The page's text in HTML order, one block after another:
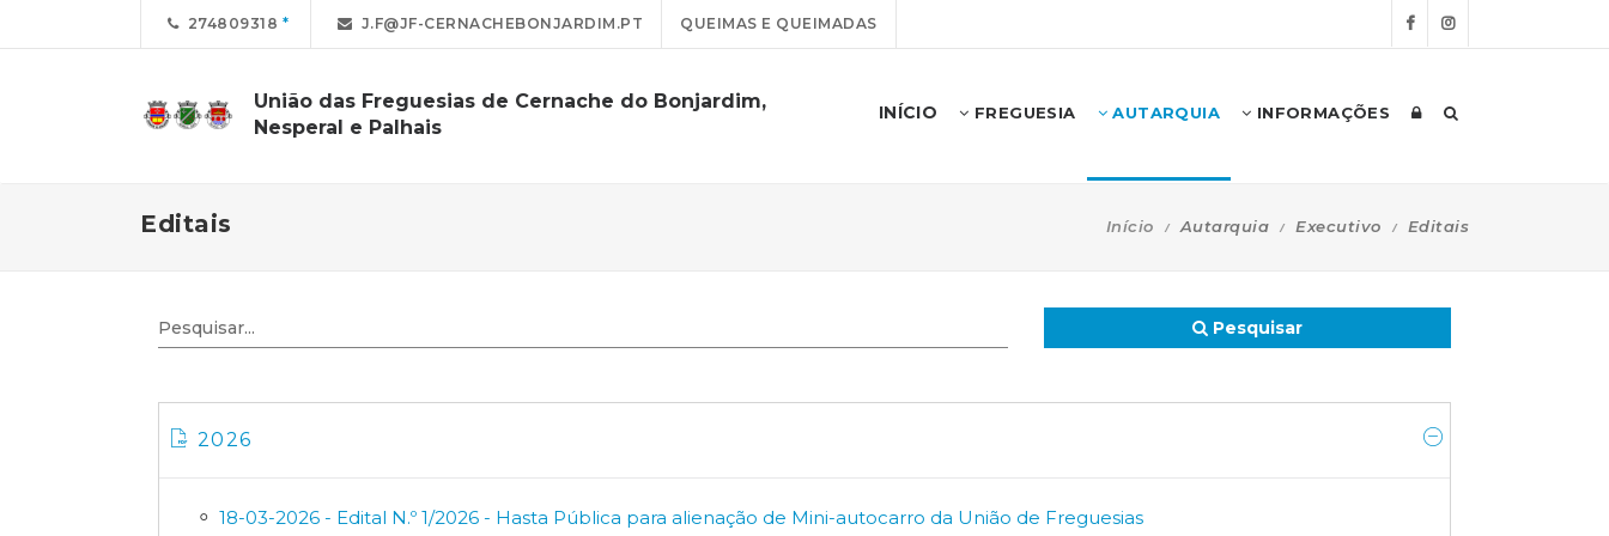
274809318 J.F@JF-CERNACHEBONJARDIM.PT QUEIMAS E QUEIMADAS
União das Freguesias de Cernache do Bonjardim,
Nesperal e Palhais
INÍCIO FREGUESIA AUTARQUIA INFORMAÇÕES
Editais Início Autarquia Executivo Editais
Pesquisar
2026
18-03-2026 - Edital N.º 1/2026 - Hasta Pública para alienação de Mini-autocarro da União de Freguesias